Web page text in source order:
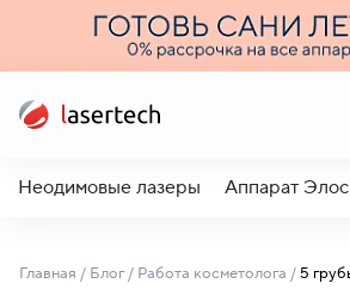
Неодимовые лазеры Аппарат Элос
Главная / Блог / Работа косметолога /